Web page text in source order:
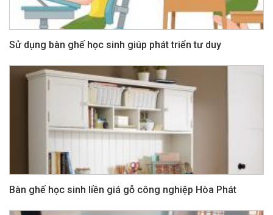
Sử dụng bàn ghế học sinh giúp phát triển tư duy
Bàn ghế học sinh liền giá gỗ công nghiệp Hòa Phát